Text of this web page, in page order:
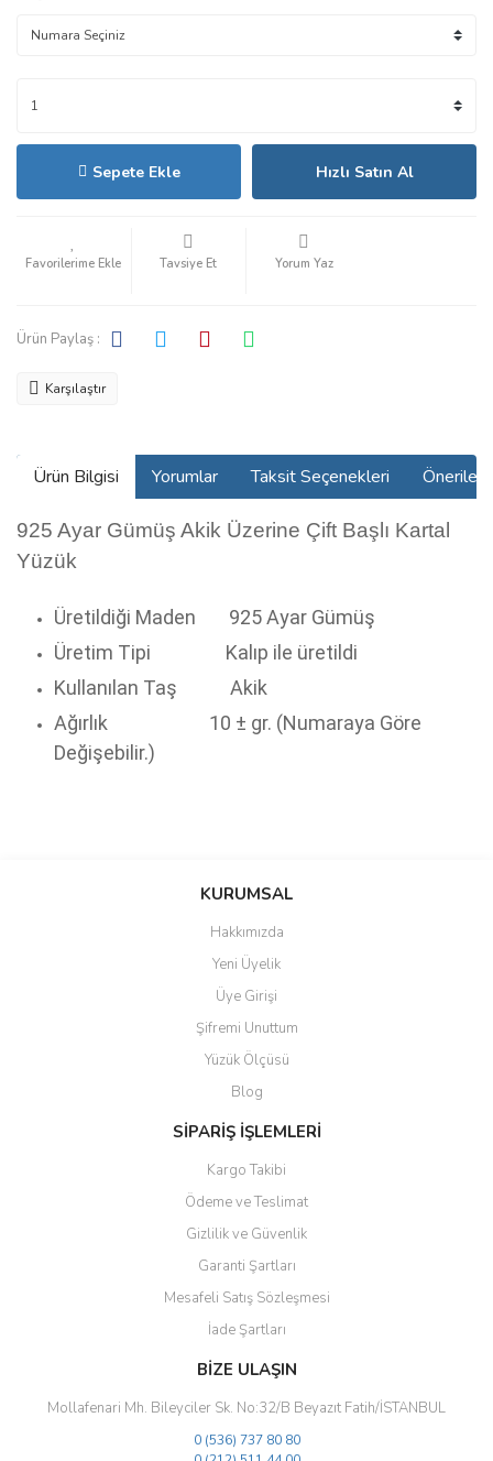
Sepete Ekle Hızlı Satın Al
Tavsiye Et Yorum Yaz
Ürün Paylaş :
Karşılaştır
Ürün Bilgisi Yorumlar Taksit Seçenekleri
925 Ayar Gümüş Akik Üzerine Çift Başlı Kartal
Yüzük
Üretildiği Maden
925 Ayar Gümüş
Üretim Tipi Kalıp ile üretildi
Kullanılan Taş Akik
Ağırlık 10 ± gr. (Numaraya Göre
Değişebilir.)
Bu ürüne ilk yorumu siz yapın!
Yorum Yaz
Ürün resmi kalitesiz, bozuk veya görüntülenemiyor.
Ürün açıklamasında eksik bilgiler bulunuyor.
Ürün bilgilerinde hatalar bulunuyor.
Ürün fiyatı diğer sitelerden daha pahalı.
Bu ürüne benzer farklı alternatifler olmalı.
Gönder
KURUMSAL
Hakkımızda
Yeni Üyelik
Üye Girişi
Şifremi Unuttum
Yüzük Ölçüsü
Blog
SİPARİŞ İŞLEMLERİ
Kargo Takibi
Ödeme ve Teslimat
Gizlilik ve Güvenlik
Garanti Şartları
Mesafeli Satış Sözleşmesi
İade Şartları
BİZE ULAŞIN
Mollafenari Mh. Bileyciler Sk. No:32/B Beyazıt Fatih/İSTANBUL
0 (536) 737 80 80